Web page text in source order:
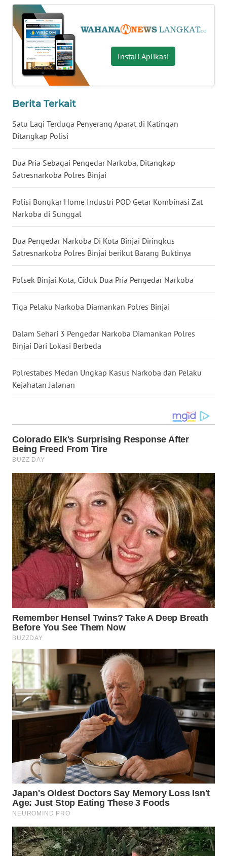
Install Aplikasi
Berita Terkait
Satu Lagi Terduga Penyerang Aparat di Katingan
Ditangkap Polisi
Dua Pria Sebagai Pengedar Narkoba, Ditangkap
Satresnarkoba Polres Binjai
Polisi Bongkar Home Industri POD Getar Kombinasi Zat
Narkoba di Sunggal
Dua Pengedar Narkoba Di Kota Binjai Diringkus
Satresnarkoba Polres Binjai berikut Barang Buktinya
Polsek Binjai Kota, Ciduk Dua Pria Pengedar Narkoba
Tiga Pelaku Narkoba Diamankan Polres Binjai
Dalam Sehari 3 Pengedar Narkoba Diamankan Polres
Binjai Dari Lokasi Berbeda
Polrestabes Medan Ungkap Kasus Narkoba dan Pelaku
Kejahatan Jalanan
WN
KALTARA
WN
KALSEL
KALTIM
WN
SULSEL
GORONTALO
WN
SULUT
WN
MALUKU
WN
MALUT
WN
DAIRI
WN
DANAU
WN
LANGKAT
WN
TAPANULI
SELATAN
WN
TANJUNG
LESUNG
WN
KARO
WN
SIMALUNGUN
WN
LABUHANBATU
WN
TAPANULI
TENGAH
WN
TEBING
TINGGI
PAKPAK